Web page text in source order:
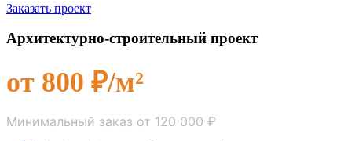
Заказать проект
Архитектурно-строительный проект
от 800 ₽/м²
Минимальный заказ от 120 000 ₽